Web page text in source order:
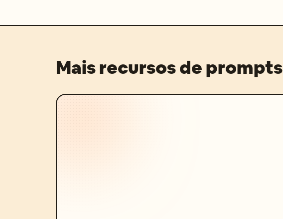
Mais recursos de prompts